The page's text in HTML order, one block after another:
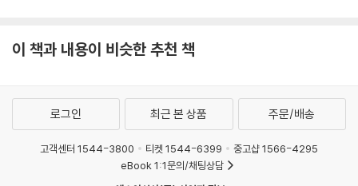
이 책과 내용이 비슷한 추천 책
로그인 최근 본 상품 주문/배송
고객센터 1544-3800 티켓 1544-6399
중고샵 1566-4295
eBook 1:1문의/채팅상담